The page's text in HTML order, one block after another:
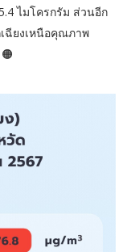
ไมโครกรัม ส่วนอีก
ฉียงเหนือคุณภาพ